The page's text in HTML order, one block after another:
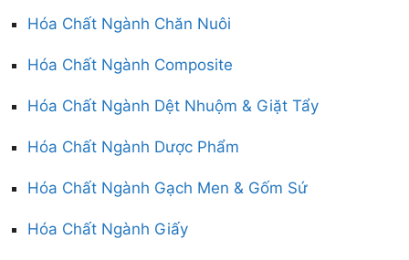
Hóa Chất Ngành Chăn Nuôi
Hóa Chất Ngành Composite
Hóa Chất Ngành Dệt Nhuộm & Giặt Tẩy
Hóa Chất Ngành Dược Phẩm
Hóa Chất Ngành Gạch Men & Gốm Sứ
Hóa Chất Ngành Giấy